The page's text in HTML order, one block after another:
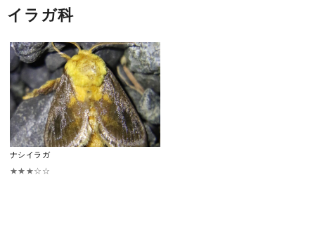
イラガ科
ナシイラガ
★★★☆☆